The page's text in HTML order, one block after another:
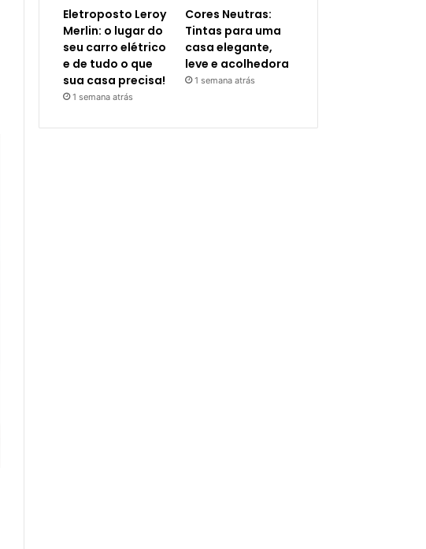
Eletroposto Leroy
Merlin: o lugar do
seu carro elétrico
e de tudo o que
sua casa precisa!
1 semana atrás
Cores Neutras:
Tintas para uma
casa elegante,
leve e acolhedora
1 semana atrás